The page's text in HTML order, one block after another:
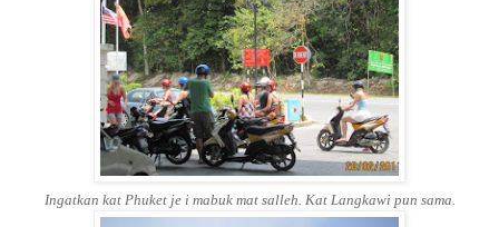
Ingatkan kat Phuket je i mabuk mat salleh. Kat Langkawi pun sama.